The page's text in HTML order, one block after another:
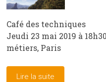
Café des techniques
Jeudi 23 mai 2019 à
métiers, Paris
Lire la suite